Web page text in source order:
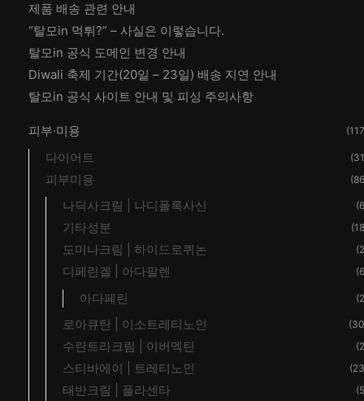
제품 배송 관련 안내
“탈모in 먹튀?” – 사실은 이렇습니다.
탈모in 공식 도메인 변경 안내
Diwali 축제 기간(20일 – 23일) 배송 지연 안내
탈모in 공식 사이트 안내 및 피싱 주의사항
피부·미용
다이어트
피부미용
나딕사크림 | 나디폴록사신
기타성분
도미나크림 | 하이드로퀴논
디페린겔 | 아다팔렌
아다페린
로아큐탄 | 이소트레티노인
수란트라크림 | 이버멕틴
스티바에이 | 트레티노인
태반크림 | 플라센타